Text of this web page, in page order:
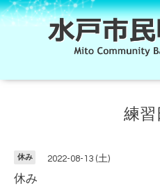
練習
休み 2022-08-13 (土)
休み